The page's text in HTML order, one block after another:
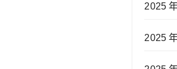
2025
2025